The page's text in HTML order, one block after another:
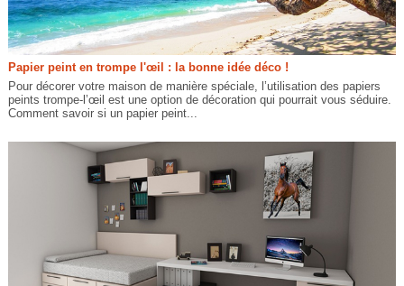
Papier peint en trompe l'œil : la bonne idée déco !
Pour décorer votre maison de manière spéciale, l’utilisation des papiers
peints trompe-l’œil est une option de décoration qui pourrait vous séduire.
Comment savoir si un papier peint...